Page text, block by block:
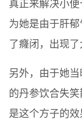
真正来解决小
为她是由于肝
了癃闭，出现了
另外，由于她
的丹参饮合失
是这个方子的效